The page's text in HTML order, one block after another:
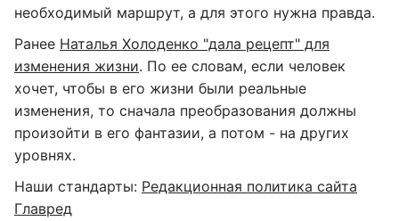
необходимый маршрут, а для этого нужна правда.
Ранее Наталья Холоденко "дала рецепт" для
изменения жизни. По ее словам, если человек
хочет, чтобы в его жизни были реальные
изменения, то сначала преобразования должны
произойти в его фантазии, а потом - на других
уровнях.
Наши стандарты: Редакционная политика сайта
Главред